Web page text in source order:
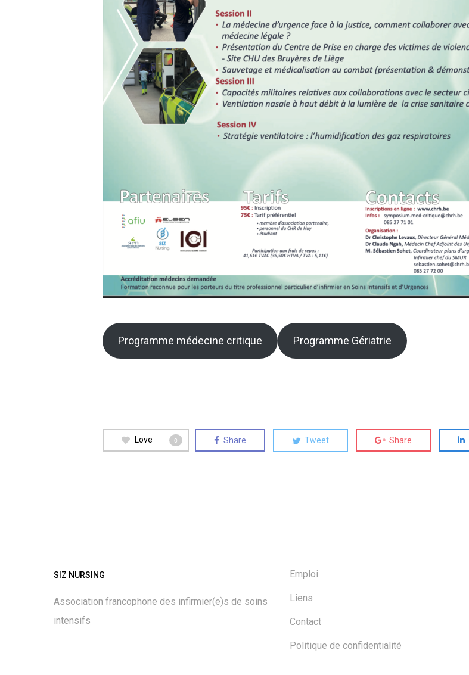
Programme médecine critique Programme Gériatrie
Love 0 Share Tweet Share
SIZ NURSING
Association francophone des infirmier(e)s de soins
intensifs
Emploi
Liens
Contact
Politique de confidentialité